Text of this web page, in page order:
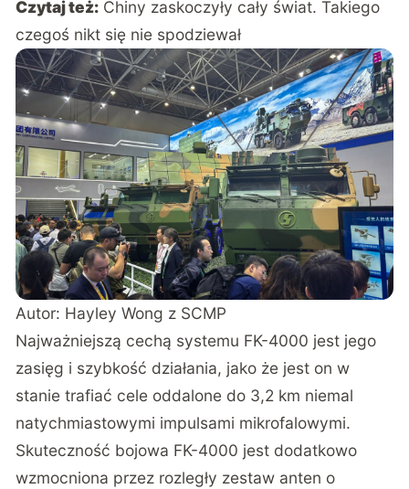
Czytaj też: Chiny zaskoczyły cały świat. Takiego
czegoś nikt się nie spodziewał
Autor: Hayley Wong z SCMP
Najważniejszą cechą systemu FK-4000 jest jego
zasięg i szybkość działania, jako że jest on w
stanie trafiać cele oddalone do 3,2 km niemal
natychmiastowymi impulsami mikrofalowymi.
Skuteczność bojowa FK-4000 jest dodatkowo
wzmocniona przez rozległy zestaw anten o